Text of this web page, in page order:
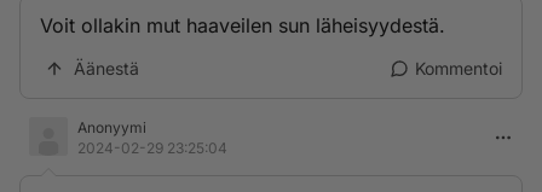
Voit ollakin mut haaveilen sun läheisyydestä.
Äänestä Kommentoi
Anonyymi
2024-02-29 23:25:04